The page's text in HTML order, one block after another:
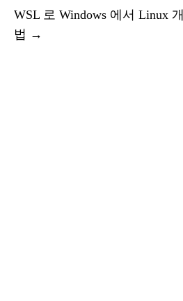
WSL 로 Windows 에서 Linux
법 →